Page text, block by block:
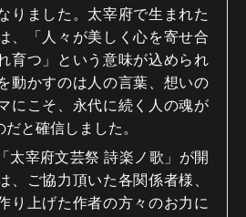
りました。太宰府で生まれた
、「人々が美しく心を寄せ合
育つ」という意味が込められ
動かすのは人の言葉、想いの
にこそ、永代に続く人の魂が
と確信しました。
宰府文芸祭 詩楽ノ歌」が開
、ご協力頂いた各関係者様、
り上げた作者の方々のお力に